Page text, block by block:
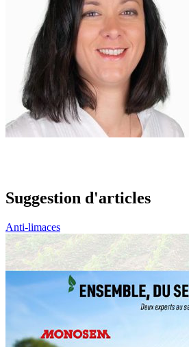
Suggestion d'articles
Anti-limaces